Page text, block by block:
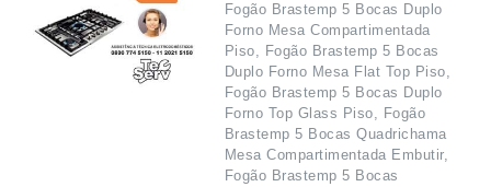
Fogão Brastemp 5 Bocas Duplo
Forno Mesa Compartimentada
Piso, Fogão Brastemp 5 Bocas
Duplo Forno Mesa Flat Top Piso,
Fogão Brastemp 5 Bocas Duplo
Forno Top Glass Piso, Fogão
Brastemp 5 Bocas Quadrichama
Mesa Compartimentada Embutir,
Fogão Brastemp 5 Bocas